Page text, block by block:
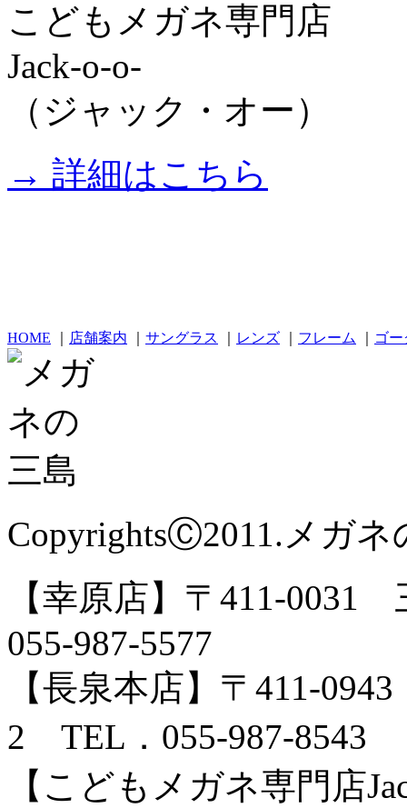
こどもメガネ専門店
Jack-o-o-
（ジャック・オー）
→ 詳細はこちら
HOME 店舗案内 サングラス レンズ フレーム ゴ
CopyrightsⒸ2011.メガネ
【幸原店】〒411-
055-987-5577
【長泉本店】〒411-
2 TEL．055-987-8543
【こどもメガネ専門店